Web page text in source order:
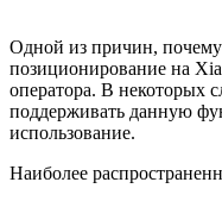
Одной из причин, почему
позиционирование на
оператора. В некоторых
поддерживать данную
использование.
Наиболее